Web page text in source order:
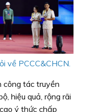
về PCCC&CHCN.
công tác truyền
hiệu quả, rộng rãi
ý thức chấp